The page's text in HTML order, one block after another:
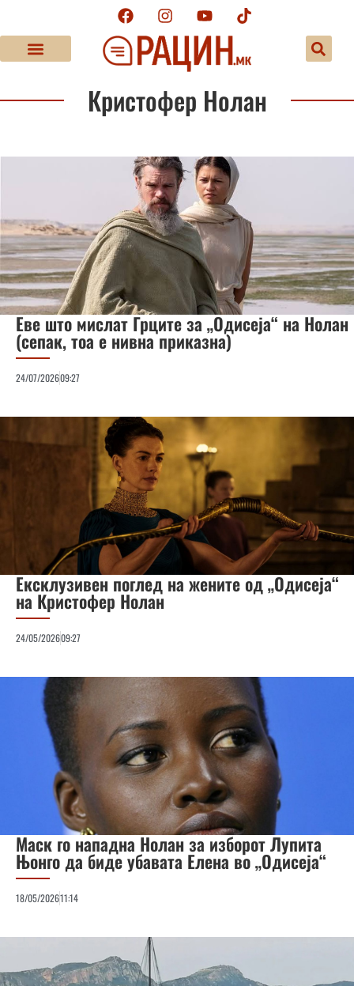
Кристофер Нолан
Еве што мислат Грците за „Одисеја“ на Нолан
(сепак, тоа е нивна приказна)
24/07/202609:27
Ексклузивен поглед на жените од „Одисеја“
на Кристофер Нолан
24/05/202609:27
Маск го нападна Нолан за изборот Лупита
Њонго да биде убавата Елена во „Одисеја“
18/05/202611:14